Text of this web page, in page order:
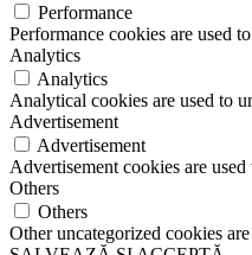
Performance
Performance cookies are used
Analytics
Analytics
Analytical cookies are used to
Advertisement
Advertisement
Advertisement cookies are
Others
Others
Other uncategorized cookies